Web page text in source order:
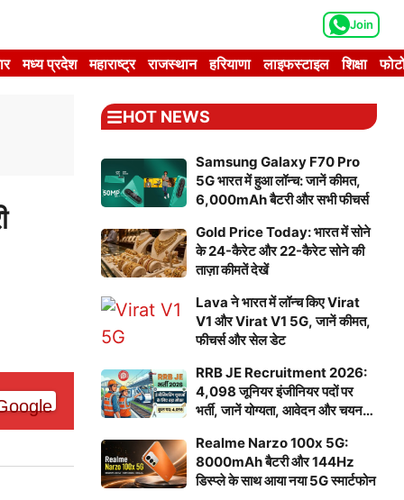
Join
मध्य प्रदेश महाराष्ट्र राजस्थान हरियाणा लाइफस्टाइल शिक्षा
HOT NEWS
Samsung Galaxy F70 Pro
5G भारत में हुआ लॉन्च: जानें कीमत,
6,000mAh बैटरी और सभी फीचर्स
Gold Price Today: भारत में सोने
के 24-कैरेट और 22-कैरेट सोने की
ताज़ा कीमतें देखें
Lava ने भारत में लॉन्च किए Virat
V1 और Virat V1 5G, जानें कीमत,
फीचर्स और सेल डेट
RRB JE Recruitment 2026:
4,098 जूनियर इंजीनियर पदों पर
भर्ती, जानें योग्यता, आवेदन और चयन
Realme Narzo 100x 5G:
8000mAh बैटरी और 144Hz
डिस्प्ले के साथ आया नया 5G स्मार्टफोन